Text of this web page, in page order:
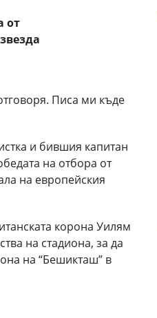
от
Писа ми къде
и бившия капитан
на отбора от
на европейския
корона Уилям
на стадиона, за да
на “Бешикташ” в